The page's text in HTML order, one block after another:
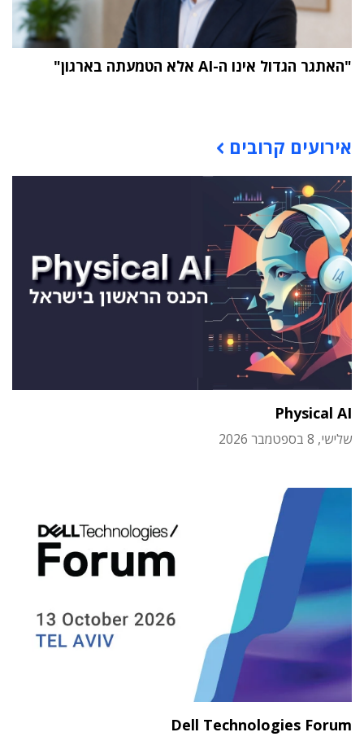
"האתגר הגדול אינו ה-AI אלא הטמעתה בארגון"
אירועים קרובים
Physical AI
שלישי, 8 בספטמבר 2026
Dell Technologies Forum